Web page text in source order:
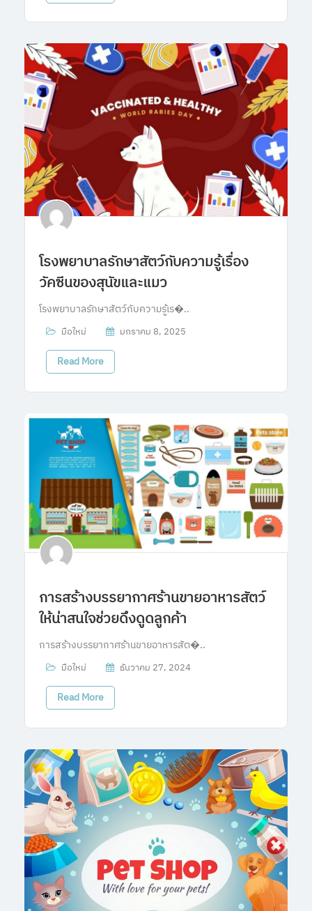
โรงพยาบาลรักษาสัตว์กับความรู้เรื่อง
วัคซีนของสุนัขและแมว
โรงพยาบาลรักษาสัตว์กับความรู้เร�..
มือใหม่ มกราคม 8, 2025
Read More
การสร้างบรรยากาศร้านขายอาหารสัตว์
ให้น่าสนใจช่วยดึงดูดลูกค้า
การสร้างบรรยากาศร้านขายอาหารสัต�..
มือใหม่ ธันวาคม 27, 2024
Read More